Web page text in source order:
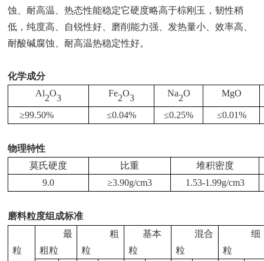
蚀、耐高温、热态性能稳定它硬度略高于棕刚玉，韧性稍
低，纯度高、自锐性好、磨削能力强、发热量小、效率高、
耐酸碱腐蚀、耐高温热稳定性好。
化学成分
Al2O3 Fe2O3 Na2O MgO
≥99.50% ≤0.04% ≤0.25% ≤0.01%
物理特性
莫氏硬度
比重
堆积密度
9.0
≥3.90g/cm3 1.53-1.99g/cm3
磨料粒度组成标准
粒
最
粗粒
粗
粒
基本
粒
混合
粒
细
粒